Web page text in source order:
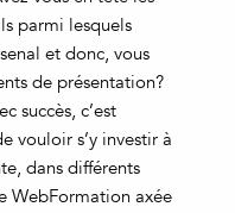
parmi lesquels
et donc, vous
de présentation?
succès, c’est
vouloir s’y investir à
dans différents
WebFormation axée